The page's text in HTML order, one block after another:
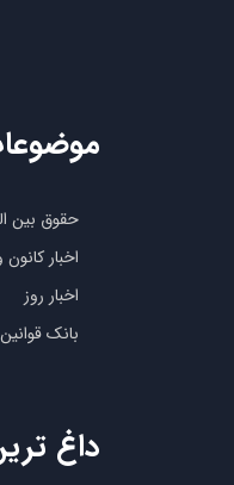
حقوق بین
اخبار
اخبار روز
بانک
داغ